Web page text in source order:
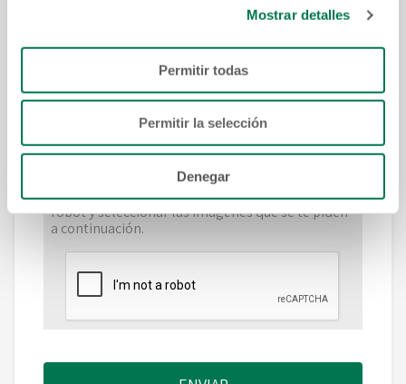
Mostrar detalles
Permitir todas
Permitir la selección
Denegar
Países que visitará:
Estimado cliente para poder enviar tu reporte de
viaje es necesario dar click en la opción No soy un
robot y seleccionar las imágenes que se te piden
a continuación.